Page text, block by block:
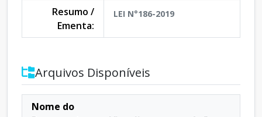
Resumo /
Ementa:
LEI N°186-2019
Arquivos Disponíveis
Nome do